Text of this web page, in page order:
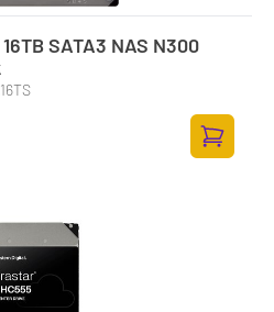
SATA3 NAS N300
Zum